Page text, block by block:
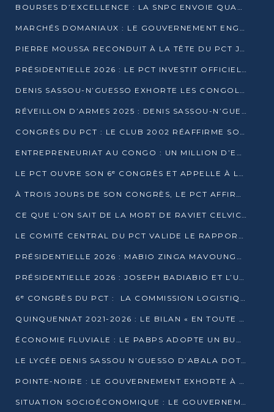
BOURSES D’EXCELLENCE : LA SNPC ENVOIE QUATRE NOUVEAUX TALENTS CONGOLAIS SE FORMER À BAKOU
MARCHÉS DOMANIAUX : LE GOUVERNEMENT ENGAGE LA STRUCTURATION DES TAXES D’ASSAINISSEMENT
PIERRE MOUSSA RECONDUIT À LA TÊTE DU PCT JUSQU’EN 2031
PRÉSIDENTIELLE 2026 : LE PCT INVESTIT OFFICIELLEMENT DENIS SASSOU NGUESSO
DENIS SASSOU-N’GUESSO EXHORTE LES CONGOLAIS À L’UNITÉ ET AU FAIR-PLAY DÉMOCRATIQUE EN 2026
RÉVEILLON D’ARMES 2025 : DENIS SASSOU-N’GUESSO GARANTIT DES ÉLECTIONS 2026 PAISIBLES ET SÉCURISÉES
CONGRÈS DU PCT : LE CLUB 2002 RÉAFFIRME SON SOUTIEN À DENIS SASSOU-N’GUESSO POUR 2026
ENTREPRENEURIAT AU CONGO : UN MILLION D’EUROS POUR FINANCER LES STARTUPS DÈS 2026
LE PCT OUVRE SON 6ᵉ CONGRÈS ET APPELLE À LA CANDIDATURE DE DENIS SASSOU NGUESSO
À TROIS JOURS DE SON CONGRÈS, LE PCT AFFIRME AVOIR ATTEINT TOUS SES OBJECTIFS
CE QUE L’ON SAIT DE LA MORT DE RAVIET CELVIC N’TSIANTSIE
LE COMITÉ CENTRAL DU PCT VALIDE LE RAPPORT DU CONGRÈS ET SOUTIENT DENIS SASSOU N’GUESSO
PRÉSIDENTIELLE 2026 : MABIO ZINGA MAVOUNGOU DÉCLARE SA CANDIDATURE ET CHARGE LE BILAN DU PCT
PRÉSIDENTIELLE 2026 : JOSEPH BADIABIO ET L’UDH-YUKI JOUENT LA PRUDENCE
6ᵉ CONGRÈS DU PCT : LA COMMISSION LOGISTIQUE ASSURE LA DISTRIBUTION DES KITS
QUINQUENNAT 2021-2026 : LE BILAN « EN TOUTE TRANSPARENCE » PRÉSENTÉ À LA PRESSE
ÉCONOMIE FLUVIALE : LE PABPS ADOPTE UN BUDGET 2026 DE PLUS DE 2,7 MILLIARDS FCFA
LE LYCÉE DENIS SASSOU N’GUESSO D’ABALA DOTÉ D’UNE SALLE MULTIMÉDIA
POINTE-NOIRE : LE GOUVERNEMENT EXHORTE À UN USAGE RESPONSABLE DU NOUVEAU MATÉRIEL MUNICIPAL
SITUATION SOCIOÉCONOMIQUE : LE GOUVERNEMENT INTERPELLÉ DEVANT LE SÉNAT